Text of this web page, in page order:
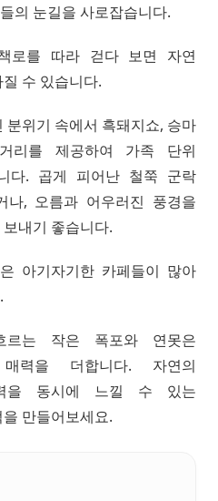
의 눈길을 사로잡습니다.
로를 따라 걷다 보면 자연
수 있습니다.
분위기 속에서 흑돼지쇼, 승마
를 제공하여 가족 단위
다. 곱게 피어난 철쭉 군락
나, 오름과 어우러진 풍경을
내기 좋습니다.
아기자기한 카페들이 많아
는 작은 폭포와 연못은
력을 더합니다. 자연의
을 동시에 느낄 수 있는
만들어보세요.